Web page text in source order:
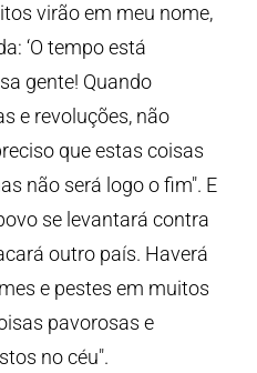
virão em meu nome,
‘O tempo está
gente! Quando
e revoluções, não
que estas coisas
não será logo o fim". E
se levantará contra
outro país. Haverá
e pestes em muitos
pavorosas e
no céu".